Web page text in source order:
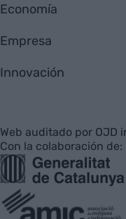
Economía
Empresa
Innovación
Web auditado por OJD
Con la colaboración de: